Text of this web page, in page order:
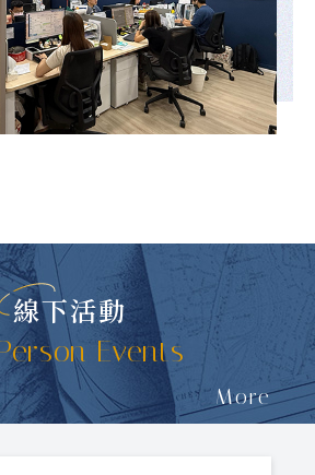
的票、該搶的優惠，一刀切好
落，在這裡是基本款，不用多